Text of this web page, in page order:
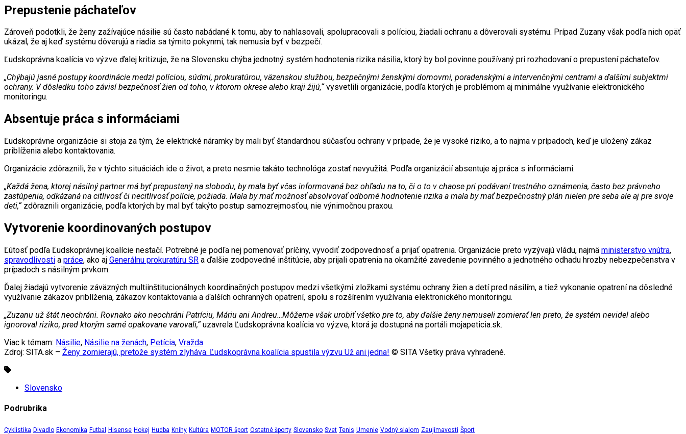
Prepustenie páchateľov
Zároveň podotkli, že ženy zažívajúce násilie sú často nabádané k tomu, aby to nahlasovali, spolupracovali s políciou, žiadali ochranu a dôverovali systému. Prípad Zuzany však podľa nich opäť
ukázal, že aj keď systému dôverujú a riadia sa týmito pokynmi, tak nemusia byť v bezpečí.
Ľudskoprávna koalícia vo výzve ďalej kritizuje, že na Slovensku chýba jednotný systém hodnotenia rizika násilia, ktorý by bol povinne používaný pri rozhodovaní o prepustení páchateľov.
„Chýbajú jasné postupy koordinácie medzi políciou, súdmi, prokuratúrou, väzenskou službou, bezpečnými ženskými domovmi, poradenskými a intervenčnými centrami a ďalšími subjektmi
ochrany. V dôsledku toho závisí bezpečnosť žien od toho, v ktorom okrese alebo kraji žijú,“ vysvetlili organizácie, podľa ktorých je problémom aj minimálne využívanie elektronického
monitoringu.
Absentuje práca s informáciami
Ľudskoprávne organizácie si stoja za tým, že elektrické náramky by mali byť štandardnou súčasťou ochrany v prípade, že je vysoké riziko, a to najmä v prípadoch, keď je uložený zákaz
priblíženia alebo kontaktovania.
Organizácie zdôraznili, že v týchto situáciách ide o život, a preto nesmie takáto technológa zostať nevyužitá. Podľa organizácií absentuje aj práca s informáciami.
„Každá žena, ktorej násilný partner má byť prepustený na slobodu, by mala byť včas informovaná bez ohľadu na to, či o to v chaose pri podávaní trestného oznámenia, často bez právneho
zastúpenia, odkázaná na citlivosť či necitlivosť polície, požiada. Mala by mať možnosť absolvovať odborné hodnotenie rizika a mala by mať bezpečnostný plán nielen pre seba ale aj pre svoje
deti,“ zdôraznili organizácie, podľa ktorých by mal byť takýto postup samozrejmosťou, nie výnimočnou praxou.
Vytvorenie koordinovaných postupov
Ľútosť podľa Ľudskoprávnej koalície nestačí. Potrebné je podľa nej pomenovať príčiny, vyvodiť zodpovednosť a prijať opatrenia. Organizácie preto vyzývajú vládu, najmä ministerstvo vnútra,
spravodlivosti a práce, ako aj Generálnu prokuratúru SR a ďalšie zodpovedné inštitúcie, aby prijali opatrenia na okamžité zavedenie povinného a jednotného odhadu hrozby nebezpečenstva v
prípadoch s násilným prvkom.
Ďalej žiadajú vytvorenie záväzných multiinštitucionálnych koordinačných postupov medzi všetkými zložkami systému ochrany žien a detí pred násilím, a tiež vykonanie opatrení na dôsledné
využívanie zákazov priblíženia, zákazov kontaktovania a ďalších ochranných opatrení, spolu s rozšírením využívania elektronického monitoringu.
„Zuzanu už štát neochráni. Rovnako ako neochráni Patríciu, Máriu ani Andreu…Môžeme však urobiť všetko pre to, aby ďalšie ženy nemuseli zomierať len preto, že systém nevidel alebo
ignoroval riziko, pred ktorým samé opakovane varovali,“uzavrela Ľudskoprávna koalícia vo výzve, ktorá je dostupná na portáli mojapeticia.sk.
Viac k témam: Násilie, Násilie na ženách, Petícia, Vražda
Zdroj: SITA.sk – Ženy zomierajú, pretože systém zlyháva. Ľudskoprávna koalícia spustila výzvu Už ani jedna! © SITA Všetky práva vyhradené.
Slovensko
Podrubrika
Cyklistika Divadlo Ekonomika Futbal Hisense Hokej Hudba Knihy Kultúra MOTOR šport Ostatné športy Slovensko Svet Tenis Umenie Vodný slalom Zaujímavosti Šport